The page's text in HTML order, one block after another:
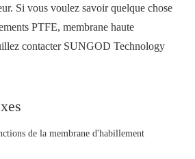
Si vous voulez savoir quelque chose
PTFE, membrane haute
contacter SUNGOD Technology
de la membrane d'habillement